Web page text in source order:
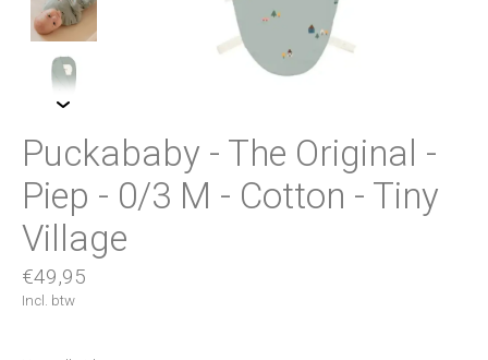
Puckababy - The Original -
Piep - 0/3 M - Cotton - Tiny
Village
€49,95
Incl. btw